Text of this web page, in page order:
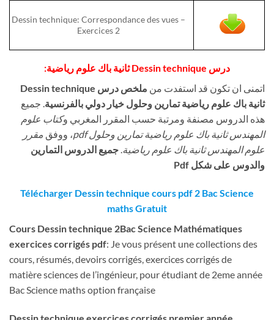
Dessin technique: Correspondance des vues –
Exercices 2
درس Dessin technique
ثانية باك علوم رياضية:
اتمنى ان تكون قد استفدت من ملخص درس Dessin technique
ثانية باك علوم رياضية تمارين وحلول خيار دولي بالفرنسية. جميع
هذه الدروس مصنفة ومرتبة حسب المقرر المغربي وكتاب علوم
المهندس ثانية باك علوم رياضية تمارين وحلول pdf
، ووفق مقرر
علوم المهندس ثانية باك علوم رياضية.جميع الدروس التمارين
والدوس على شكل Pdf
Télécharger Dessin technique cours pdf 2 Bac Science
maths Gratuit
Cours Dessin technique 2Bac Science Mathématiques
exercices corrigés pdf: Je vous présent une collections des
cours, résumés, devoirs corrigés, exercices corrigés de
matière sciences de l’ingénieur, pour étudiant de 2eme année
Bac Science maths option française